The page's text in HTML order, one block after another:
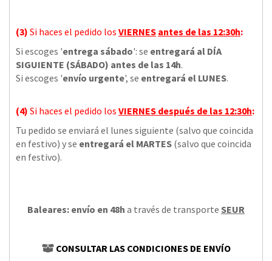
(3) Si haces el pedido los VIERNES antes de las 12:30h:
Si escoges 'entrega sábado': se entregará al DÍA
SIGUIENTE (SÁBADO) antes de las 14h.
Si escoges 'envío urgente', se entregará el LUNES.
(4) Si haces el pedido los VIERNES después de las 12:30h:
Tu pedido se enviará el lunes siguiente (salvo que coincida
en festivo) y se entregará el MARTES (salvo que coincida
en festivo).
Baleares: envío en 48h a través de transporte SEUR
CONSULTAR LAS CONDICIONES DE ENVÍO